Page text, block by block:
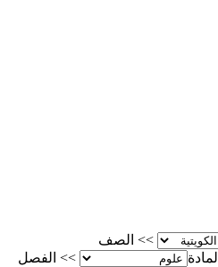
>>
الصف
المادة >>
الفصل